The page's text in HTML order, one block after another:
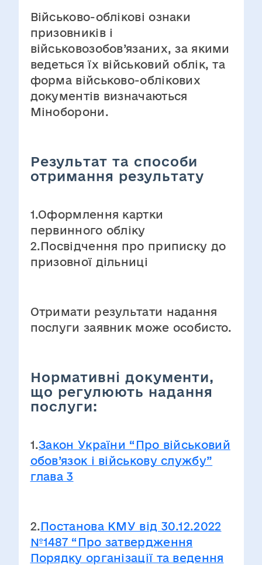
Військово-облікові ознаки
призовників і
військовозобов’язаних, за якими
ведеться їх військовий облік, та
форма військово-облікових
документів визначаються
Міноборони.
Результат та способи
отримання результату
1.Оформлення картки
первинного обліку
2.Посвідчення про приписку до
призовної дільниці
Отримати результати надання
послуги заявник може особисто.
Нормативні документи,
що регулюють надання
послуги:
1.Закон України “Про військовий
обов’язок і військову службу”
глава 3
2.Постанова КМУ від 30.12.2022
№1487 “Про затвердження
Порядку організації та ведення